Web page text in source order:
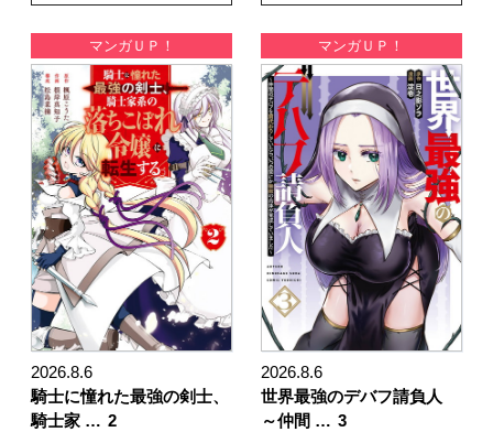
マンガＵＰ！
2026.8.6
騎士に憧れた最強の剣士、
騎士家 … 2
マンガＵＰ！
2026.8.6
世界最強のデバフ請負人
～仲間 … 3